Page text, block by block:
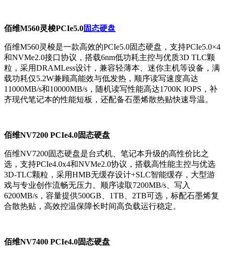
佰维M560灵梭PCIe5.0固态硬盘
佰维M560灵梭是一款高效的PCIe5.0固态硬盘，支持PCIe5.0×4
和NVMe2.0接口协议，搭载6nm低功耗主控与优质3D TLC颗
粒，采用DRAMLess设计，兼容轻薄本、迷你主机等设备，满
载功耗仅5.2W兼顾高能效与低发热，顺序读写速度高达
11000MB/s和10000MB/s，随机读写性能高达1700K IOPS，补
齐现代笔记本的性能短板，还配备石墨烯散热贴快速导温。
佰维NV7200 PCIe4.0固态硬盘
佰维NV7200固态硬盘是台式机、笔记本升级的高性价比之
选，支持PCIe4.0x4和NVMe2.0协议，搭载高性能主控与优选
3D-TLC颗粒，采用HMB无缓存设计+SLC智能缓存，大型游
戏与专业创作流畅无压力。顺序读取7200MB/s、写入
6200MB/s，容量提供500GB、1TB、2TB可选，标配石墨烯复
合散热贴，高效控温保障长时间高负载运行稳定。
佰维NV7400 PCIe4.0固态硬盘